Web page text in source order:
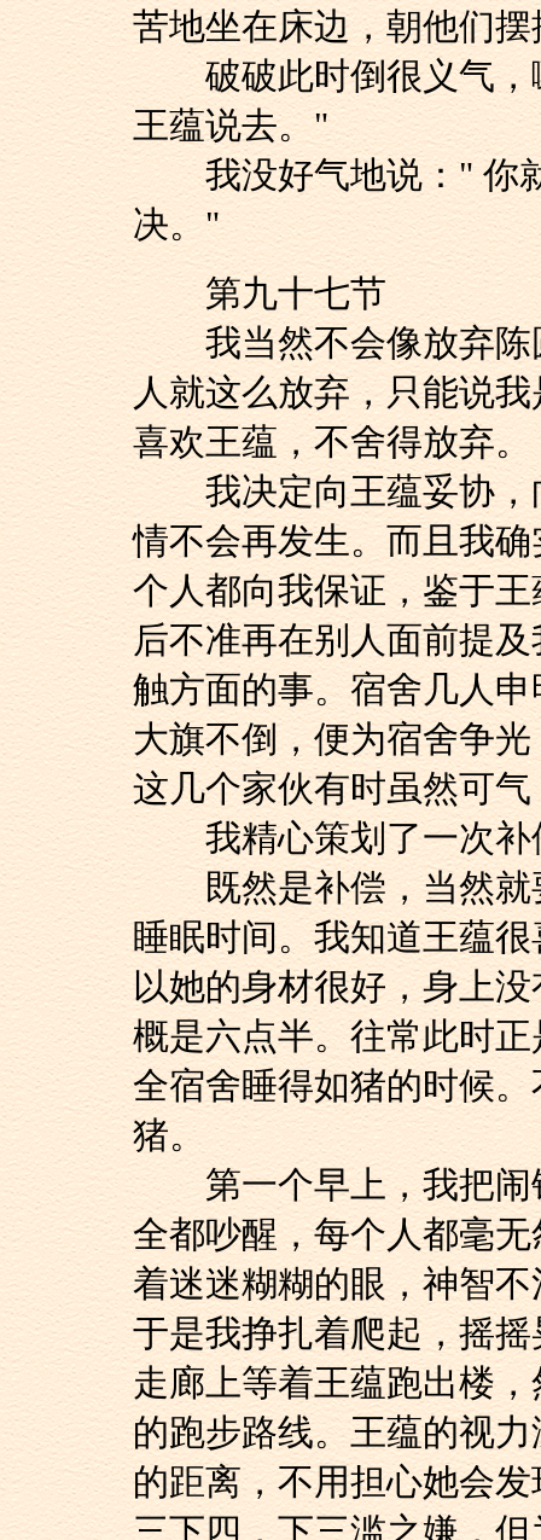
苦地坐在床边，朝他们
破破此时倒很义气，
王蕴说去。"
我没好气地说：" 你就
决。"
第九十七节
我当然不会像放弃陈
人就这么放弃，只能说
喜欢王蕴，不舍得放弃。
我决定向王蕴妥协，
情不会再发生。而且我
个人都向我保证，鉴于
后不准再在别人面前提
触方面的事。宿舍几人
大旗不倒，便为宿舍争
这几个家伙有时虽然可
我精心策划了一次补
既然是补偿，当然就
睡眠时间。我知道王蕴
以她的身材很好，身上
概是六点半。往常此时
全宿舍睡得如猪的时候
猪。
第一个早上，我把闹
全都吵醒，每个人都毫
着迷迷糊糊的眼，神智
于是我挣扎着爬起，摇
走廊上等着王蕴跑出楼
的跑步路线。王蕴的视
的距离，不用担心她会
三下四，下三滥之嫌，